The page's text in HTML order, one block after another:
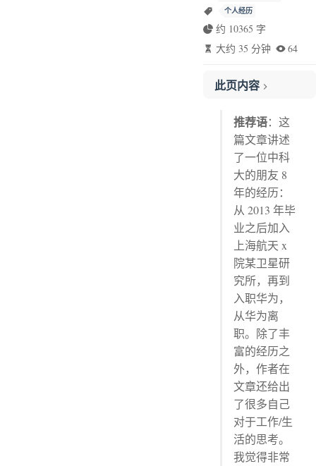
个人经历
约 10365 字
大约 35 分钟
64
此页内容
2013 年
工作中暂露头角
错失一次暴富的机会
航天生涯的第一个正式项目
2014 年
2015 年
升任小组副组长
学习团队管理技巧
2016 年
升任小组副组长
2017 年
买了第二套房子
准备要孩子
2018 年
推荐语：这
篇文章讲述
了一位中科
大的朋友 8
年的经历：
从 2013 年毕
业之后加入
上海航天 x
院某卫星研
究所，再到
入职华为，
从华为离
职。除了丰
富的经历之
外，作者在
文章还给出
了很多自己
对于工作/生
活的思考。
我觉得非常